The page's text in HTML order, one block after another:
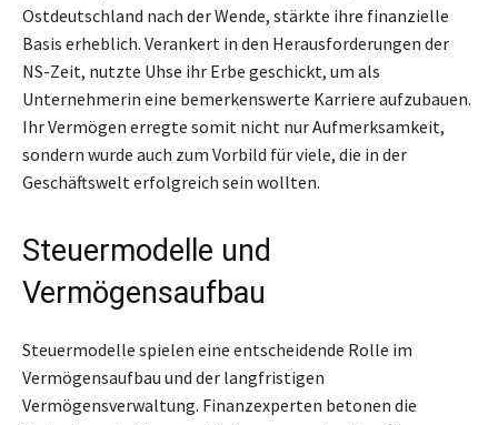
Ostdeutschland nach der Wende, stärkte ihre finanzielle
Basis erheblich. Verankert in den Herausforderungen der
NS-Zeit, nutzte Uhse ihr Erbe geschickt, um als
Unternehmerin eine bemerkenswerte Karriere aufzubauen.
Ihr Vermögen erregte somit nicht nur Aufmerksamkeit,
sondern wurde auch zum Vorbild für viele, die in der
Geschäftswelt erfolgreich sein wollten.
Steuermodelle und
Vermögensaufbau
Steuermodelle spielen eine entscheidende Rolle im
Vermögensaufbau und der langfristigen
Vermögensverwaltung. Finanzexperten betonen die